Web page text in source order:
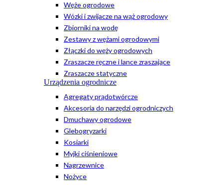
Węże ogrodowe
Wózki i zwijacze na wąż ogrodowy
Zbiorniki na wodę
Zestawy z wężami ogrodowymi
Złączki do węży ogrodowych
Zraszacze ręczne i lance zraszające
Zraszacze statyczne
Urządzenia ogrodnicze
Agregaty prądotwórcze
Akcesoria do narzędzi ogrodniczych
Dmuchawy ogrodowe
Glebogryzarki
Kosiarki
Myjki ciśnieniowe
Nagrzewnice
Nożyce